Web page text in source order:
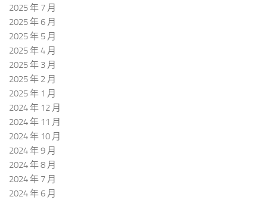
2025 年 7 月
2025 年 6 月
2025 年 5 月
2025 年 4 月
2025 年 3 月
2025 年 2 月
2025 年 1 月
2024 年 12 月
2024 年 11 月
2024 年 10 月
2024 年 9 月
2024 年 8 月
2024 年 7 月
2024 年 6 月